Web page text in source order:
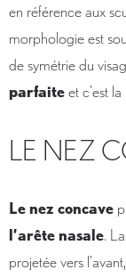
en référence aux
morphologie est
de symétrie du
parfaiteet c’est
LE NEZ
Le nez concave
l’arête nasale.
projetée vers